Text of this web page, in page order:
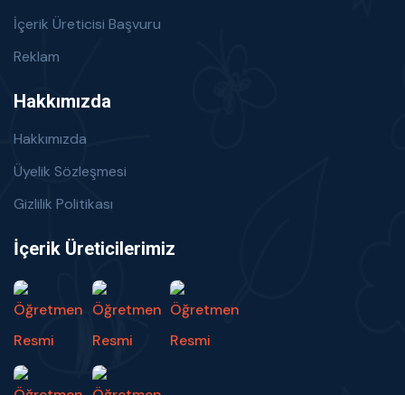
İçerik Üreticisi Başvuru
Reklam
Hakkımızda
Hakkımızda
Üyelik Sözleşmesi
Gizlilik Politikası
İçerik Üreticilerimiz